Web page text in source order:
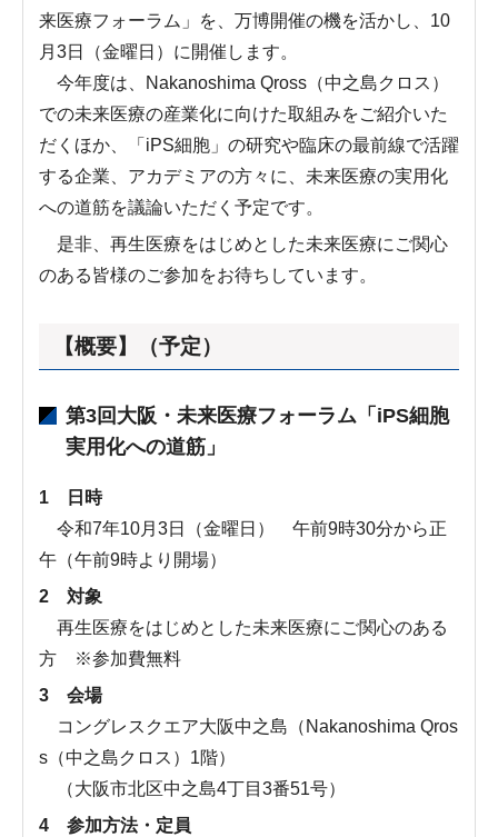
来医療フォーラム」を、万博開催の機を活かし、10
月3日（金曜日）に開催します。
今年度は、Nakanoshima Qross（中之島クロス）
での未来医療の産業化に向けた取組みをご紹介いた
だくほか、「iPS細胞」の研究や臨床の最前線で活躍
する企業、アカデミアの方々に、未来医療の実用化
への道筋を議論いただく予定です。
是非、再生医療をはじめとした未来医療にご関心
のある皆様のご参加をお待ちしています。
【概要】（予定）
第3回大阪・未来医療フォーラム「iPS細胞
実用化への道筋」
1 日時
令和7年10月3日（金曜日） 午前9時30分から正
午（午前9時より開場）
2 対象
再生医療をはじめとした未来医療にご関心のある
方 ※参加費無料
3 会場
コングレスクエア大阪中之島（Nakanoshima Qros
s（中之島クロス）1階）
（大阪市北区中之島4丁目3番51号）
4 参加方法・定員